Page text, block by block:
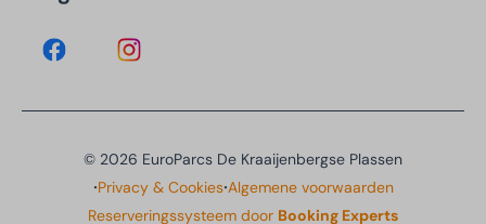
© 2026 EuroParcs De Kraaijenbergse Plassen
·Privacy & Cookies·Algemene voorwaarden
Reserveringssysteem door Booking Experts